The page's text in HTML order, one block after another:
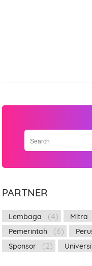
PARTNER
Lembaga (4) Mitra
Pemerintah (6)
Sponsor (2)